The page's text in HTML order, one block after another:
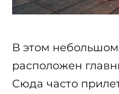
В этом
расположен
Сюда часто